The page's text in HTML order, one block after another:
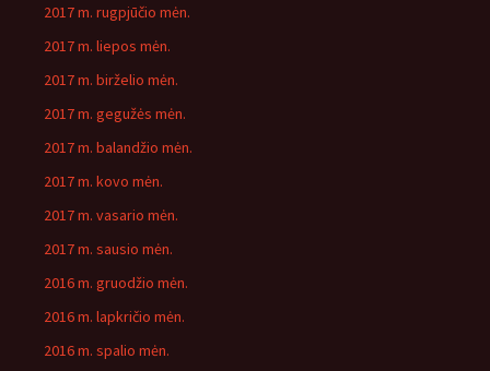
2017 m. rugpjūčio mėn.
2017 m. liepos mėn.
2017 m. birželio mėn.
2017 m. gegužės mėn.
2017 m. balandžio mėn.
2017 m. kovo mėn.
2017 m. vasario mėn.
2017 m. sausio mėn.
2016 m. gruodžio mėn.
2016 m. lapkričio mėn.
2016 m. spalio mėn.